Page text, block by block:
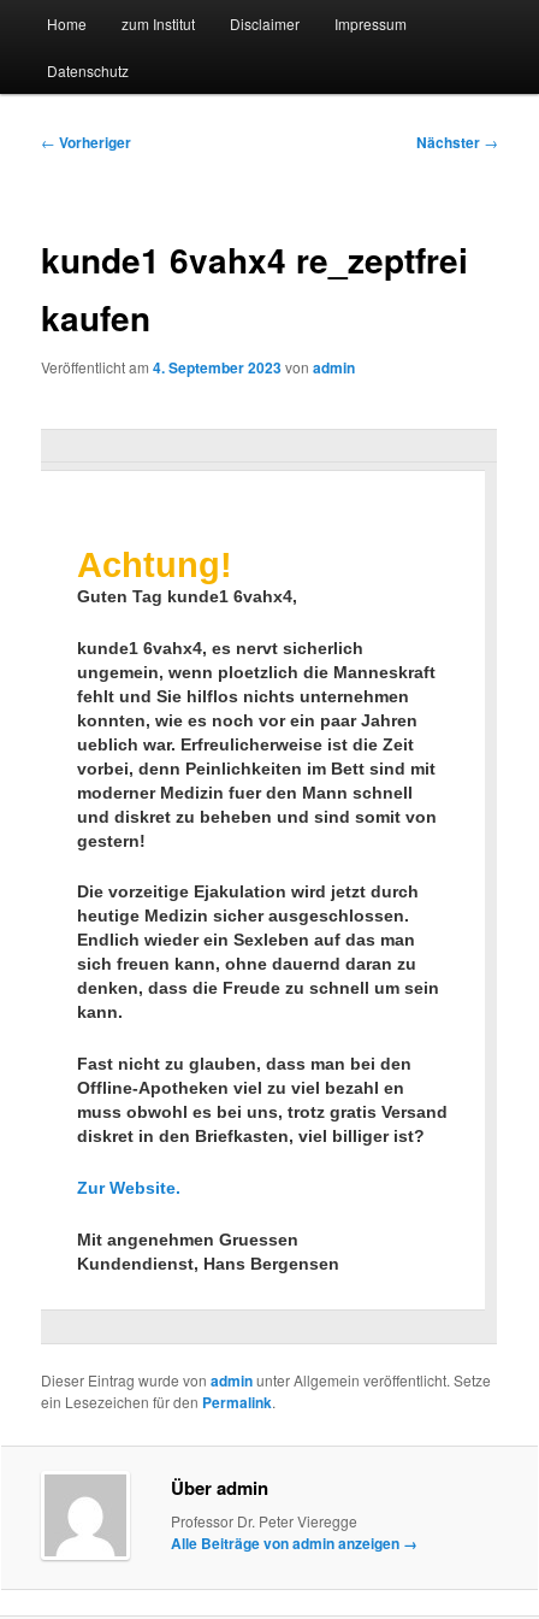
Suchmaschine Forschung und
Technologie
Zum
primären
Zum
sekundären
Home zum Institut Disclaimer Impressum
Datenschutz
Beitragsnavigation
← Vorheriger Nächster →
kunde1 6vahx4 re_zeptfrei
kaufen
Veröffentlicht am4. September 2023vonadmin
Achtung!
Guten Tag kunde1 6vahx4,
kunde1 6vahx4, es nervt sicherlich
ungemein, wenn ploetzlich die Manneskraft
fehlt und Sie hilflos nichts unternehmen
konnten, wie es noch vor ein paar Jahren
ueblich war. Erfreulicherweise ist die Zeit
vorbei, denn Peinlichkeiten im Bett sind mit
moderner Medizin fuer den Mann schnell
und diskret zu beheben und sind somit von
gestern!
Die vorzeitige Ejakulation wird jetzt durch
heutige Medizin sicher ausgeschlossen.
Endlich wieder ein Sexleben auf das man
sich freuen kann, ohne dauernd daran zu
denken, dass die Freude zu schnell um sein
kann.
Fast nicht zu glauben, dass man bei den
Offline-Apotheken viel zu viel bezahl en
muss obwohl es bei uns, trotz gratis Versand
diskret in den Briefkasten, viel billiger ist?
Zur Website.
Mit angenehmen Gruessen
Kundendienst, Hans Bergensen
Dieser Eintrag wurde vonadminunter Allgemein veröffentlicht. Setze
ein Lesezeichen für den Permalink.
Über admin
Professor Dr. Peter Vieregge
Alle Beiträge von admin anzeigen →